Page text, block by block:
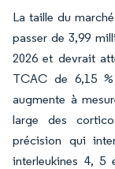
La taille du
passer de 3,99
2026 et devrait
TCAC de 6,15
augmente à
large des
précision qui
interleukines 4, 5